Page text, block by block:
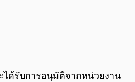
0:00 0:00
ได้รับการอนุมัติจากหน่วยงาน